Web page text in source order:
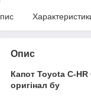
Опис
Капот Toyota C-HR
оригінал бу